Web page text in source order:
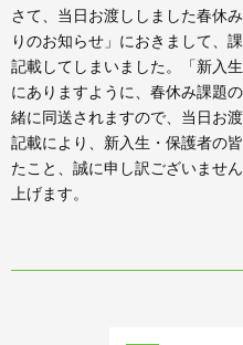
さて、当日お渡ししました春休
りのお知らせ」におきまして、
記載してしまいました。「新入
にありますように、春休み課題
緒に同送されますので、当日お
記載により、新入生・保護者の
たこと、誠に申し訳ございませ
上げます。